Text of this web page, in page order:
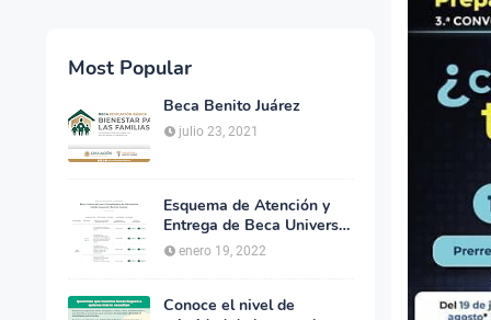
Most Popular
Beca Benito Juárez
julio 23, 2021
Esquema de Atención y
Entrega de Beca Universal
para Estudiantes de
Educacion Media Superior
enero 19, 2022
Conoce el nivel de